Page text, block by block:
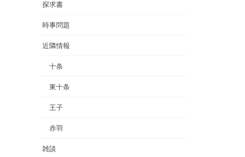
探求書
時事問題
近隣情報
十条
東十条
王子
赤羽
雑談